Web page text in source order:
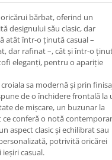
bărbat, oferind un
designului său clasic, dar
atât într-o ținută casual –
dar rafinat –, cât și într-o
eleganți, pentru o apariție
sa modernă și prin
de o închidere frontală la
de mișcare, un buzunar la
conferă o notă
aspect clasic și echilibrat sau
potrivită oricărei
casual.